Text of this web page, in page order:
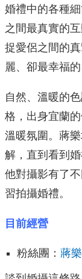
婚禮中的各種
之間最真實的
捉愛侶之間的
麗、卻最幸福的
自然、溫暖的
格，出身宜蘭
溫暖氛圍。蔣
解，直到看到
他對攝影有了
習拍攝婚禮。
目前經營
粉絲團： 蔣